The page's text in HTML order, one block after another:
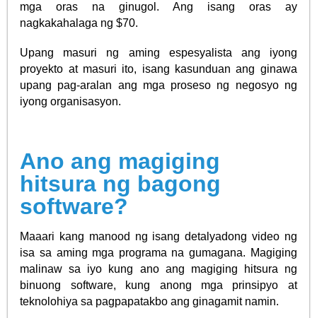
mga oras na ginugol. Ang isang oras ay
nagkakahalaga ng $70.
Upang masuri ng aming espesyalista ang iyong
proyekto at masuri ito, isang kasunduan ang ginawa
upang pag-aralan ang mga proseso ng negosyo ng
iyong organisasyon.
Ano ang magiging
hitsura ng bagong
software?
Maaari kang manood ng isang detalyadong video ng
isa sa aming mga programa na gumagana. Magiging
malinaw sa iyo kung ano ang magiging hitsura ng
binuong software, kung anong mga prinsipyo at
teknolohiya sa pagpapatakbo ang ginagamit namin.